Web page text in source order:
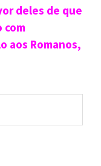
a
se fez um pla
.”
deles de que
com
aos Romanos,